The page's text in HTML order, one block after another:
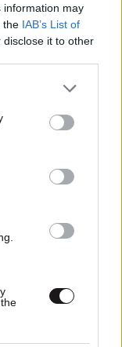
information may
the IAB’s List of
it to other
or more Google
You may click to
party tags to
in below Google
σύστημα